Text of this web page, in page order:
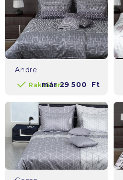
Andre
Raktáron
már29 500 Ft